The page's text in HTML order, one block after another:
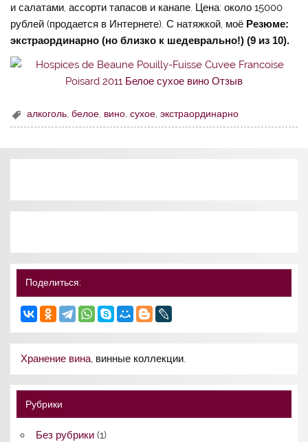
и салатами, ассорти тапасов и канапе. Цена: около 15000
рублей (продается в Интернете). С натяжкой, моё Резюме:
экстраординарно (но близко к шедеврально!) (9 из 10).
алкоголь ,белое вино ,сухое ,экстраординарно
Поделиться:
Хранение вина, винные коллекции.
Рубрики
Без рубрики(1)